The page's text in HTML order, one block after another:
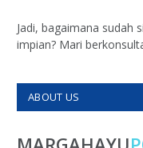
Jadi, bagaimana sudah
impian? Mari
ABOUT US